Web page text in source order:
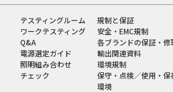
テスティングルーム
ワークテスティング
Q&A
電源選定ガイド
照明組み合わせ
チェック
規制と保証
安全・EMC規制
各ブランドの保証・修
輸出関連資料
環境規制
保守・点検／使用・保
環境